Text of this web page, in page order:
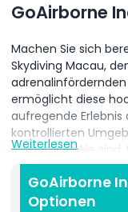
GoAirborne
Machen Sie sich
Skydiving Macau,
ermöglicht diese
aufregende Erlebnis
kontrollierten
Adrenalinjunkie sind,
unvergessliches
Weiterlesen
GoAirborne
Optionen